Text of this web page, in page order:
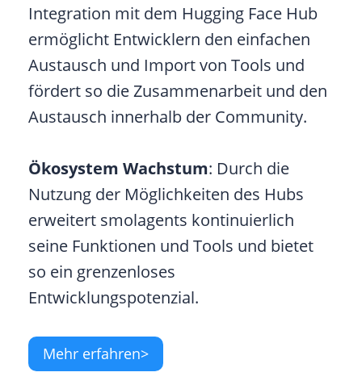
Integration mit dem Hugging Face Hub
ermöglicht Entwicklern den einfachen
Austausch und Import von Tools und
fördert so die Zusammenarbeit und den
Austausch innerhalb der Community.
Ökosystem Wachstum: Durch die
Nutzung der Möglichkeiten des Hubs
erweitert smolagents kontinuierlich
seine Funktionen und Tools und bietet
so ein grenzenloses
Entwicklungspotenzial.
Mehr erfahren>